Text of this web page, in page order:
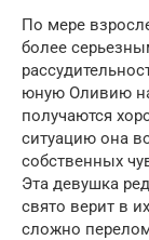
По мере
более
юную Оливию
получаются
ситуацию она
собственных
Эта девушка
свято верит в
сложно